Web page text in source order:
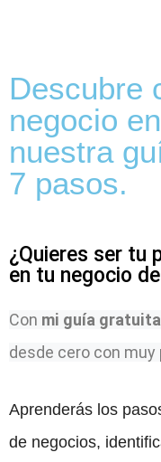
Descubre
negocio
nuestra
7 pasos.
¿Quieres ser tu
en tu negocio
Con mi guía gratuita
desde cero con muy
Aprenderás los
de negocios,